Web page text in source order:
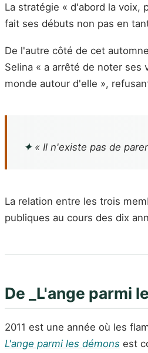
La stratégie « d'abord la voix,
fait ses débuts non pas en
De l'autre côté de cet
Selina « a arrêté de noter
monde autour d'elle »,
✦« Il n'existe pas de
La relation entre les trois
publiques au cours des dix
De _L'ange parmi
2011 est une année où les
L'ange parmi les démons est